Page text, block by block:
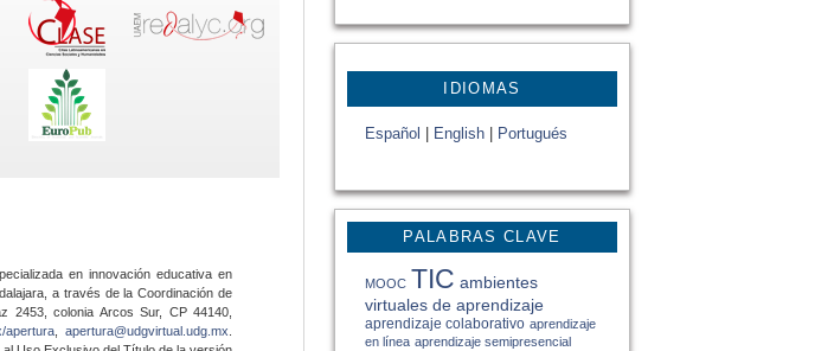
IDIOMAS
Español English Portugués
PALABRAS CLAVE
MOOC TIC ambientes
virtuales de aprendizaje
aprendizaje colaborativo aprendizaje
en línea aprendizaje semipresencial
en innovación educativa en
a través de la Coordinación de
2453, colonia Arcos Sur, CP 44140,
apertura apertura@udgvirtual.udg.mx